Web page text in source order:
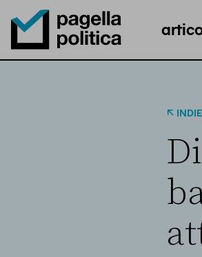
Pagella Politica Logo